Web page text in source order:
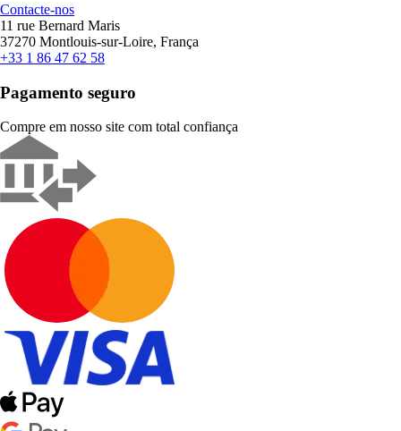
Contacte-nos
11 rue Bernard Maris
37270 Montlouis-sur-Loire, França
+33 1 86 47 62 58
Pagamento seguro
Compre em nosso site com total confiança